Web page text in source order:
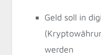
Geld soll in
werden